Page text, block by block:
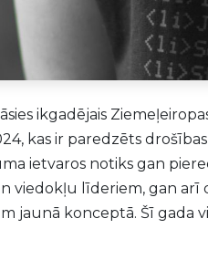
ikgadējais
kas ir paredzēts
ietvaros notiks gan
viedokļu līderiem, gan
jaunā konceptā. Šī gada